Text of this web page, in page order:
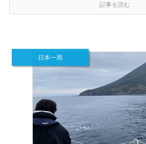
記事を読む
日本一周